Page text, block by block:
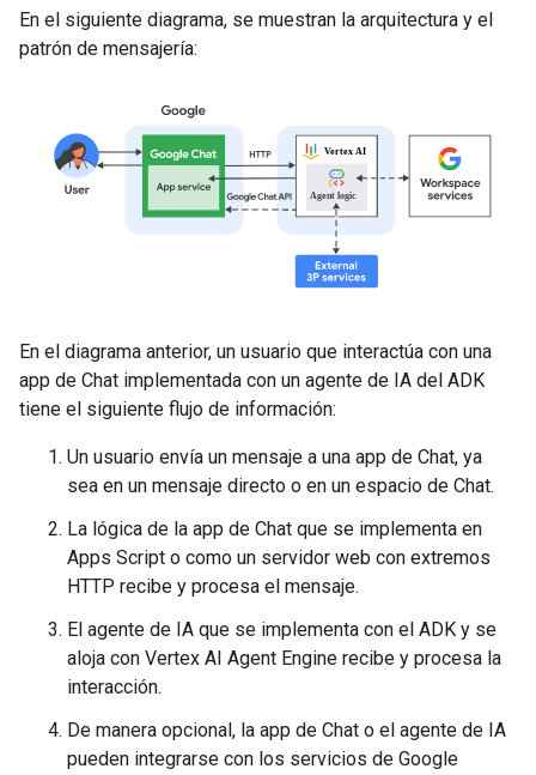
En el siguiente diagrama, se muestran la arquitectura y el
patrón de mensajería:
En el diagrama anterior, un usuario que interactúa con una
app de Chat implementada con un agente de IA del ADK
tiene el siguiente flujo de información:
Un usuario envía un mensaje a una app de Chat, ya
sea en un mensaje directo o en un espacio de Chat.
La lógica de la app de Chat que se implementa en
Apps Script o como un servidor web con extremos
HTTP recibe y procesa el mensaje.
El agente de IA que se implementa con el ADK y se
aloja con Vertex AI Agent Engine recibe y procesa la
interacción.
De manera opcional, la app de Chat o el agente de IA
pueden integrarse con los servicios de Google